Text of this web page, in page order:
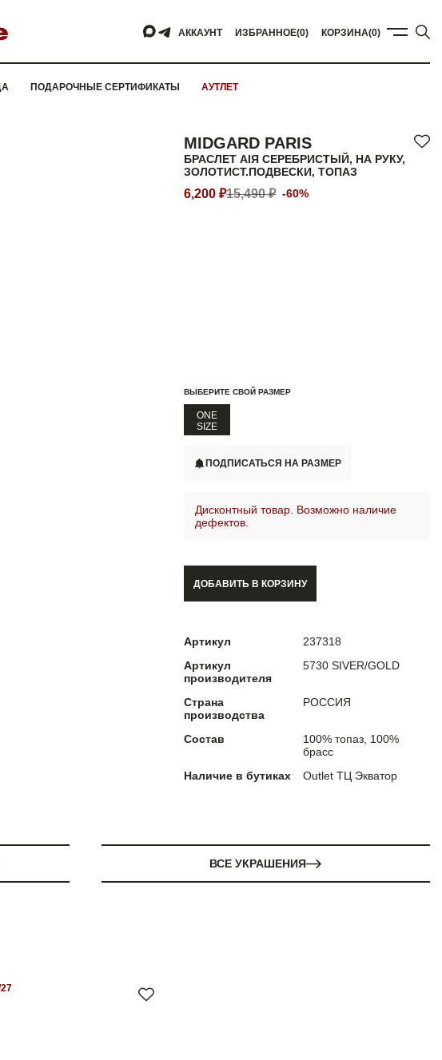
АККАУНТ ИЗБРАННОЕ(0) КОРЗИНА(0)
ПОДАРОЧНЫЕ СЕРТИФИКАТЫ АУТЛЕТ
MIDGARD PARIS
БРАСЛЕТ AIЯ СЕРЕБРИСТЫЙ, НА РУКУ,
ЗОЛОТИСТ.ПОДВЕСКИ, ТОПАЗ
6,200 ₽15,490 ₽ -60%
ВЫБЕРИТЕ СВОЙ РАЗМЕР
ONE
SIZE
ПОДПИСАТЬСЯ НА РАЗМЕР
Дисконтный товар. Возможно наличие
дефектов.
ДОБАВИТЬ В КОРЗИНУ
Артикул
237318
Артикул
производителя
5730 SIVER/GOLD
Страна
производства
РОССИЯ
Состав
100% топаз, 100%
брасс
Наличие в бутиках
Outlet ТЦ Экватор
ВСЕ УКРАШЕНИЯ